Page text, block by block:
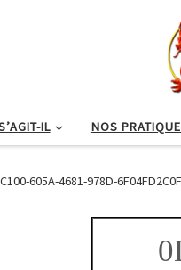
IL NOS
605A-4681-978D-